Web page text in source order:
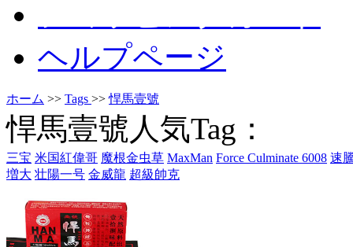
ヘルプページ
ホーム >> Tags >>悍馬壹號
悍馬壹號人気Tag：
三宝 米国紅偉哥 魔根金虫草 MaxMan Force Culminate 6008 速
増大 壮陽一号 金威龍 超級帥克